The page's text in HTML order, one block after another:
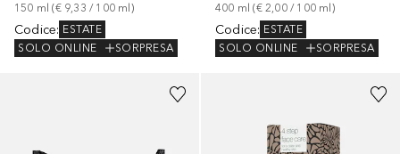
150 ml (€ 9,33 / 100 ml )
Codice: ESTATE
SOLO ONLINE
SORPRESA
400 ml (€ 2,00 / 100 ml )
Codice: ESTATE
SOLO ONLINE
SORPRESA